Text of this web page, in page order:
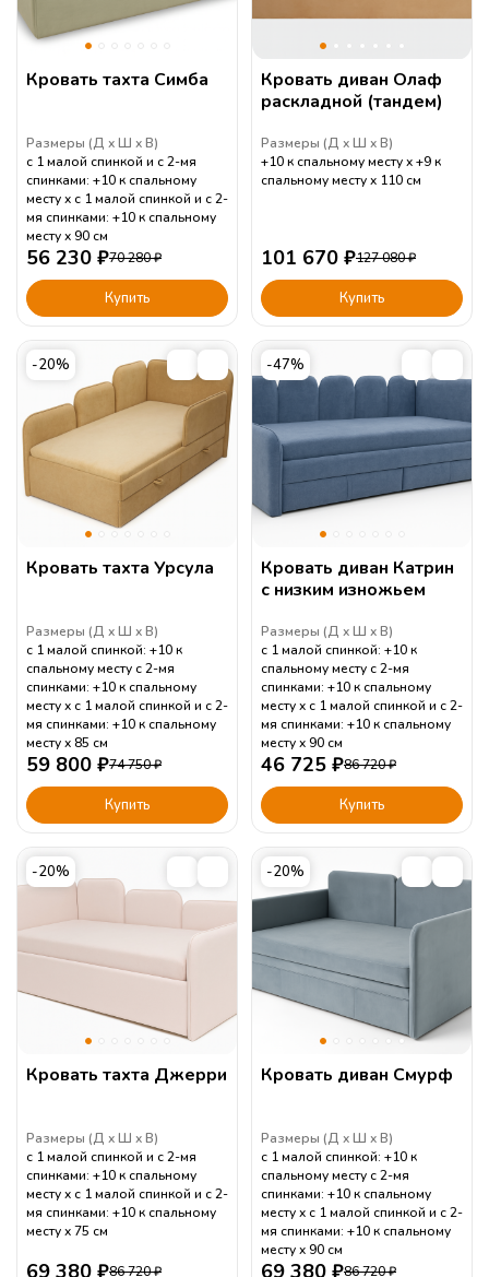
Кровать тахта Симба
Размеры (Д Ш В)
с 1 малой спинкой и с 2-мя
спинками: +10 к спальному
месту
с 1 малой спинкой и с 2-
мя спинками: +10 к спальному
месту
90 см
56 230 ₽70 280₽
Купить
Кровать диван Олаф
раскладной (тандем)
Размеры (Д Ш В)
+10 к спальному месту
+9 к
спальному месту
110 см
101 670 ₽127 080₽
Купить
-20%
Кровать тахта Урсула
Размеры (Д Ш В)
с 1 малой спинкой: +10 к
спальному месту с 2-мя
спинками: +10 к спальному
месту
с 1 малой спинкой и с 2-
мя спинками: +10 к спальному
месту
85 см
59 800 ₽74 750₽
Купить
-47%
Кровать диван Катрин
с низким изножьем
Размеры (Д Ш В)
с 1 малой спинкой: +10 к
спальному месту с 2-мя
спинками: +10 к спальному
месту
с 1 малой спинкой и с 2-
мя спинками: +10 к спальному
месту
90 см
46 725 ₽86 720₽
Купить
-20%
Кровать тахта Джерри
Размеры (Д Ш В)
с 1 малой спинкой и с 2-мя
спинками: +10 к спальному
месту
с 1 малой спинкой и с 2-
мя спинками: +10 к спальному
месту
75 см
69 380 ₽86 720₽
-20%
Кровать диван Смурф
Размеры (Д Ш В)
с 1 малой спинкой: +10 к
спальному месту с 2-мя
спинками: +10 к спальному
месту
с 1 малой спинкой и с 2-
мя спинками: +10 к спальному
месту
90 см
69 380 ₽86 720₽